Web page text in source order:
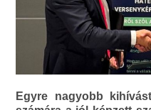
Egyre nagyobb